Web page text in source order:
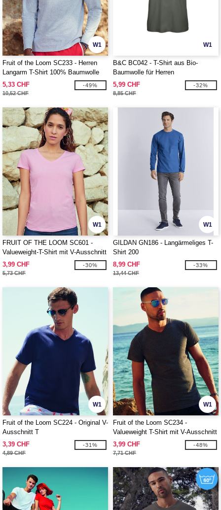
W1
Fruit of the Loom SC233 - Herren
Langarm T-Shirt 100% Baumwolle
5,33 CHF
10,52 CHF
-49%
W1
B&C BC042 - T-Shirt aus Bio-
Baumwolle für Herren
5,99 CHF
8,85 CHF
-32%
W1
FRUIT OF THE LOOM SC601 -
Valueweight-T-Shirt mit V-Ausschnitt
Damen
3,99 CHF
5,73 CHF
-30%
W1
GILDAN GN186 - Langärmeliges T-
Shirt 200
8,99 CHF
13,44 CHF
-33%
W1
Fruit of the Loom SC224 - Original V-
Ausschnitt T
3,39 CHF
4,89 CHF
-31%
W1
Fruit of the Loom SC234 -
Valueweight T-Shirt mit V-Ausschnitt
für Herren
3,99 CHF
7,71 CHF
-48%